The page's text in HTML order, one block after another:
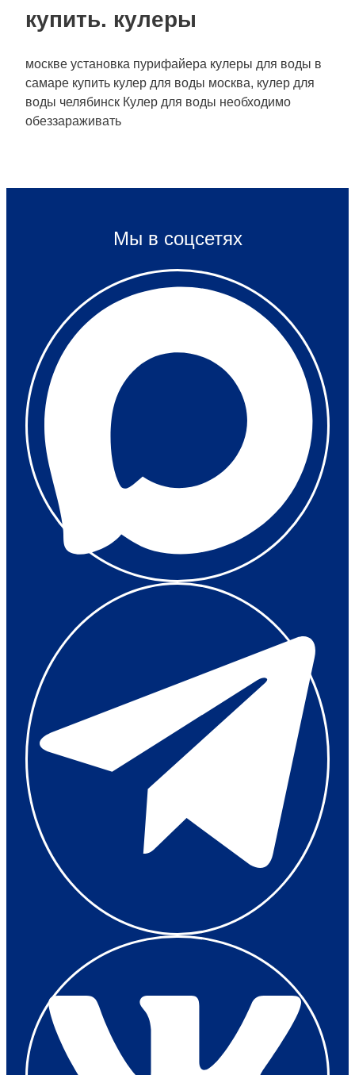
купить. кулеры
москве установка пурифайера кулеры для воды в
самаре купить кулер для воды москва, кулер для
воды челябинск Кулер для воды необходимо
обеззараживать
Мы в соцсетях